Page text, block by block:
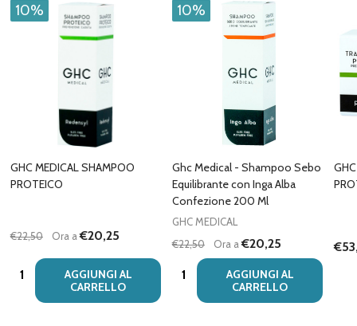
10%
GHC MEDICAL SHAMPOO
PROTEICO
€22,50 Ora a€20,25
Quantità:
AGGIUNGI AL
CARRELLO
10%
Ghc Medical - Shampoo Sebo
Equilibrante con Inga Alba
Confezione 200 Ml
GHC MEDICAL
€22,50
Ora a€20,25
Quantità:
AGGIUNGI AL
CARRELLO